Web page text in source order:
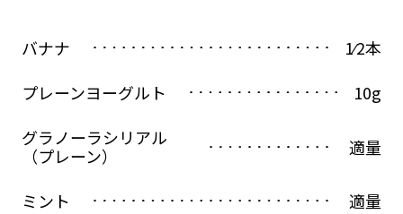
バナナ
1⁄2本
プレーンヨーグルト
10g
グラノーラシリアル
（プレーン）
適量
ミント
適量